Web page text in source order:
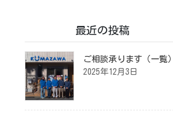
最近の投稿
ご相談承ります（一覧）
2025年12月3日